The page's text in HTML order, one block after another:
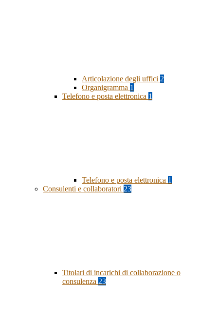
Articolazione degli uffici 2
Organigramma 1
Telefono e posta elettronica 1
Telefono e posta elettronica 1
Consulenti e collaboratori 23
Titolari di incarichi di collaborazione o
consulenza 23